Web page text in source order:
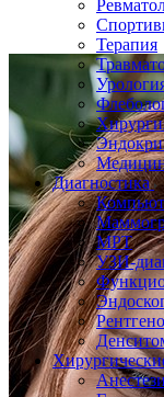
Терапия
Диагностика
МРТ
УЗИ-